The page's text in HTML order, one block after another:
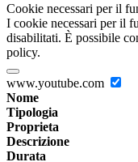
Cookie necessari per il
I cookie necessari per il
disabilitati. È possibile
policy.
www.youtube.com
Nome
Tipologia
Proprieta
Descrizione
Durata